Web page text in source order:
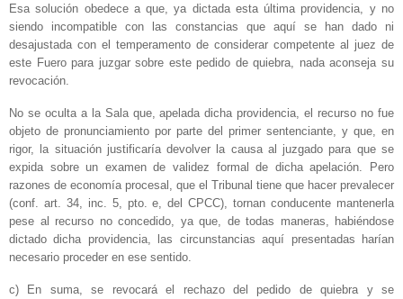
Esa solución obedece a que, ya dictada esta última providencia, y no
siendo incompatible con las constancias que aquí se han dado ni
desajustada con el temperamento de considerar competente al juez de
este Fuero para juzgar sobre este pedido de quiebra, nada aconseja su
revocación.
No se oculta a la Sala que, apelada dicha providencia, el recurso no fue
objeto de pronunciamiento por parte del primer sentenciante, y que, en
rigor, la situación justificaría devolver la causa al juzgado para que se
expida sobre un examen de validez formal de dicha apelación. Pero
razones de economía procesal, que el Tribunal tiene que hacer prevalecer
(conf. art. 34, inc. 5, pto. e, del CPCC), tornan conducente mantenerla
pese al recurso no concedido, ya que, de todas maneras, habiéndose
dictado dicha providencia, las circunstancias aquí presentadas harían
necesario proceder en ese sentido.
c) En suma, se revocará el rechazo del pedido de quiebra y se